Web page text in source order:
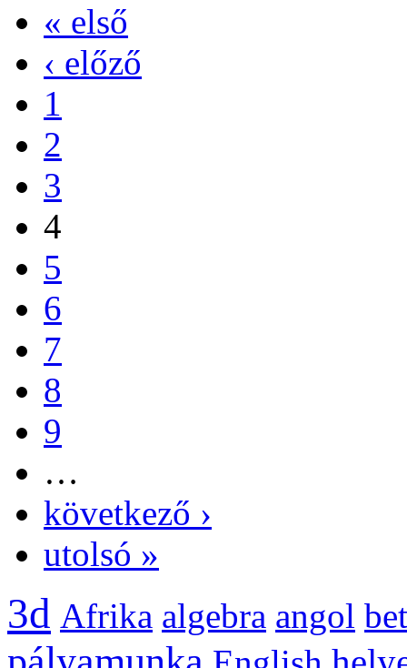
« első
‹ előző
1
2
3
4
5
6
7
8
9
…
következő ›
utolsó »
3d Afrika algebra angol